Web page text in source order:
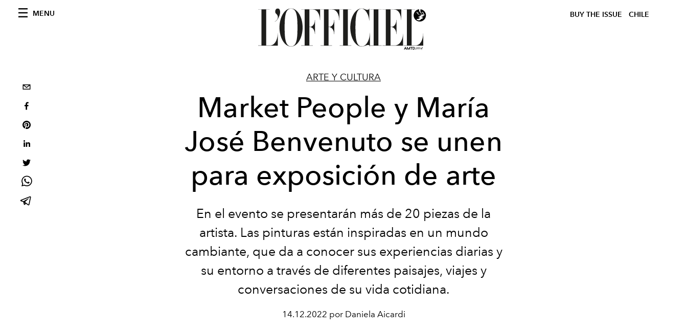
MENU BUY THE ISSUE CHILE
ARTE Y CULTURA
Market People y María
José Benvenuto se unen
para exposición de arte
En el evento se presentarán más de 20 piezas de la
artista. Las pinturas están inspiradas en un mundo
cambiante, que da a conocer sus experiencias diarias y
su entorno a través de diferentes paisajes, viajes y
conversaciones de su vida cotidiana.
14.12.2022 por Daniela Aicardi